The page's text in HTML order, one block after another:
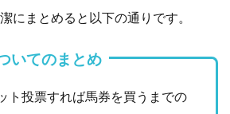
にまとめると以下の通りです。
いてのまとめ
ト投票すれば馬券を買うまでの